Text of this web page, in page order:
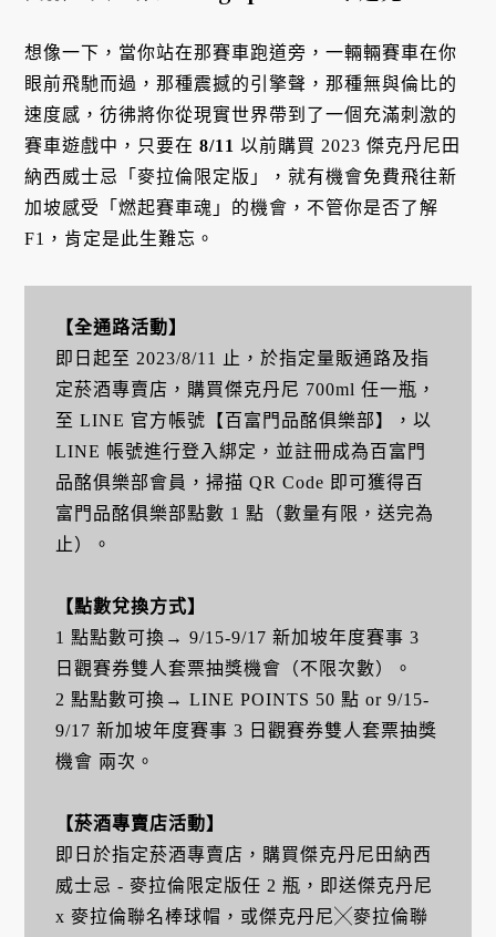
想像一下，當你站在那賽車跑道旁，一輛輛賽車在你
眼前飛馳而過，那種震撼的引擎聲，那種無與倫比的
速度感，彷彿將你從現實世界帶到了一個充滿刺激的
賽車遊戲中，只要在8/11 以前購買 2023 傑克丹尼田
納西威士忌「麥拉倫限定版」，就有機會免費飛往新
加坡感受「燃起賽車魂」的機會，不管你是否了解
F1，肯定是此生難忘。
【全通路活動】
即日起至 2023/8/11 止，於指定量販通路及指
定菸酒專賣店，購買傑克丹尼 700ml 任一瓶，
至 LINE 官方帳號【百富門品酩俱樂部】，以
LINE 帳號進行登入綁定，並註冊成為百富門
品酩俱樂部會員，掃描 QR Code 即可獲得百
富門品酩俱樂部點數 1 點（數量有限，送完為
止）。
【點數兌換方式】
1 點點數可換→ 9/15-9/17 新加坡年度賽事 3
日觀賽券雙人套票抽獎機會（不限次數）。
2 點點數可換→ LINE POINTS 50 點 or 9/15-
9/17 新加坡年度賽事 3 日觀賽券雙人套票抽獎
機會 兩次。
【菸酒專賣店活動】
即日於指定菸酒專賣店，購買傑克丹尼田納西
威士忌 - 麥拉倫限定版任 2 瓶，即送傑克丹尼
x 麥拉倫聯名棒球帽，或傑克丹尼╳麥拉倫聯